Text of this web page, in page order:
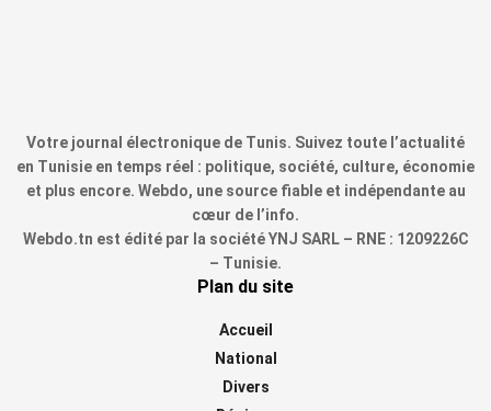
Votre journal électronique de Tunis. Suivez toute l’actualité
en Tunisie en temps réel : politique, société, culture, économie
et plus encore. Webdo, une source fiable et indépendante au
cœur de l’info.
Webdo.tn est édité par la société YNJ SARL – RNE : 1209226C
– Tunisie.
Plan du site
Accueil
National
Divers